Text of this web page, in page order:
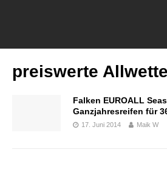
preiswerte
Falken EUROALL
Ganzjahresreifen für
17. Juni 2014 Maik W